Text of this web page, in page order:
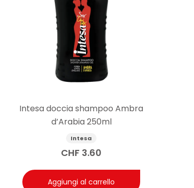
su una forte componente profumata. Non
Ionone e Citral. Verifica sempre
Intesa doccia shampoo Ambra
d’Arabia 250ml
Intesa
CHF 3.60
Aggiungi al carrello